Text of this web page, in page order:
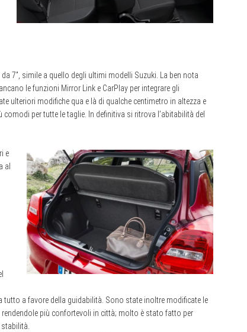
7”, simile a quello degli ultimi modelli Suzuki. La ben nota
le funzioni Mirror Link e CarPlay per integrare gli
ulteriori modifiche qua e là di qualche centimetro in altezza e
per tutte le taglie. In definitiva si ritrova l’abitabilità del
e
al
tutto a favore della guidabilità. Sono state inoltre modificate le
più confortevoli in città; molto è stato fatto per